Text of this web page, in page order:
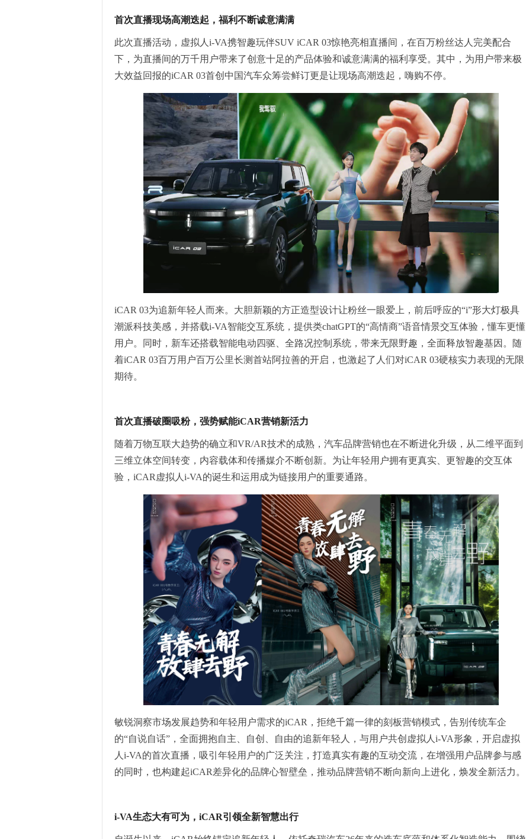
首次直播现场高潮迭起，福利不断诚意满满
此次直播活动，虚拟人i-VA携智趣玩伴SUV iCAR 03惊艳亮相直播间，在百万粉丝达人完美配合
下，为直播间的万千用户带来了创意十足的产品体验和诚意满满的福利享受。其中，为用户带来极
大效益回报的iCAR 03首创中国汽车众筹尝鲜订更是让现场高潮迭起，嗨购不停。
iCAR 03为追新年轻人而来。大胆新颖的方正造型设计让粉丝一眼爱上，前后呼应的“i”形大灯极具
潮派科技美感，并搭载i-VA智能交互系统，提供类chatGPT的“高情商”语音情景交互体验，懂车更懂
用户。同时，新车还搭载智能电动四驱、全路况控制系统，带来无限野趣，全面释放智趣基因。随
着iCAR 03百万用户百万公里长测首站阿拉善的开启，也激起了人们对iCAR 03硬核实力表现的无限
期待。
首次直播破圈吸粉，强势赋能iCAR营销新活力
随着万物互联大趋势的确立和VR/AR技术的成熟，汽车品牌营销也在不断进化升级，从二维平面到
三维立体空间转变，内容载体和传播媒介不断创新。为让年轻用户拥有更真实、更智趣的交互体
验，iCAR虚拟人i-VA的诞生和运用成为链接用户的重要通路。
敏锐洞察市场发展趋势和年轻用户需求的iCAR，拒绝千篇一律的刻板营销模式，告别传统车企
的“自说自话”，全面拥抱自主、自创、自由的追新年轻人，与用户共创虚拟人i-VA形象，开启虚拟
人i-VA的首次直播，吸引年轻用户的广泛关注，打造真实有趣的互动交流，在增强用户品牌参与感
的同时，也构建起iCAR差异化的品牌心智壁垒，推动品牌营销不断向新向上进化，焕发全新活力。
i-VA生态大有可为，iCAR引领全新智慧出行